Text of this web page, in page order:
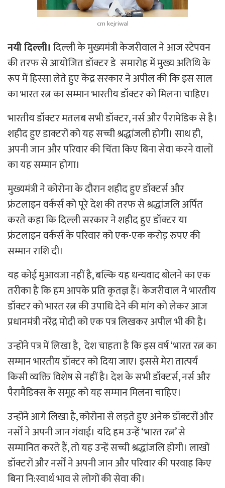
cm kejriwal
नयी दिल्ली। दिल्ली के मुख्यमंत्री केजरीवाल ने आज स्टेपवन
की तरफ से आयोजित डॉक्टर डे समारोह में मुख्य अतिथि के
रूप में हिस्सा लेते हुए केंद्र सरकार ने अपील की कि इस साल
का भारत रत्न का सम्मान भारतीय डॉक्टर को मिलना चाहिए।
भारतीय डॉक्टर मतलब सभी डॉक्टर, नर्स और पैरामेडिक से है।
शहीद हुए डाक्टरों को यह सच्ची श्रद्धांजली होगी। साथ ही,
अपनी जान और परिवार की चिंता किए बिना सेवा करने वालों
का यह सम्मान होगा।
मुख्यमंत्री ने कोरोना के दौरान शहीद हुए डॉक्टर्स और
फ्रंटलाइन वर्कर्स को पूरे देश की तरफ से श्रद्धांजलि अर्पित
करते कहा कि दिल्ली सरकार ने शहीद हुए डॉक्टर या
फ्रंटलाइन वर्कर्स के परिवार को एक-एक करोड़ रुपए की
सम्मान राशि दी।
यह कोई मुआवजा नहीं है, बल्कि यह धन्यवाद बोलने का एक
तरीका है कि हम आपके प्रति कृतज्ञ हैं। केजरीवाल ने भारतीय
डॉक्टर को भारत रत्न की उपाधि देने की मांग को लेकर आज
प्रधानमंत्री नरेंद्र मोदी को एक पत्र लिखकर अपील भी की है।
उन्होंने पत्र में लिखा है, देश चाहता है कि इस वर्ष ‘भारत रत्न का
सम्मान भारतीय डॉक्टर को दिया जाए। इससे मेरा तात्पर्य
किसी व्यक्ति विशेष से नहीं है। देश के सभी डॉक्टर्स, नर्स और
पैरामैडिक्स के समूह को यह सम्मान मिलना चाहिए।
उन्होंने आगे लिखा है, कोरोना से लड़ते हुए अनेक डॉक्टरों और
नर्सों ने अपनी जान गंवाई। यदि हम उन्हें ‘भारत रत्न’ से
सम्मानित करते हैं, तो यह उन्हें सच्ची श्रद्धांजलि होगी। लाखों
डॉक्टरों और नर्सों ने अपनी जान और परिवार की परवाह किए
बिना नि:स्वार्थ भाव से लोगों की सेवा की।